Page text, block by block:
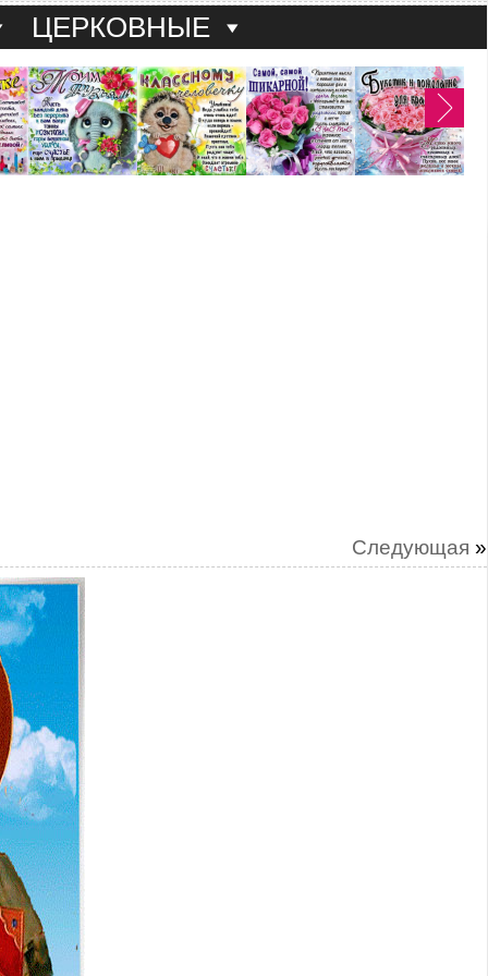
ЦЕРКОВНЫЕ
Следующая »